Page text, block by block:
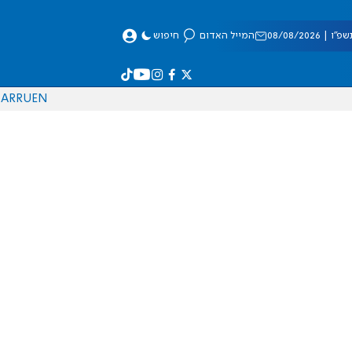
08/2026 המייל האדום חיפוש
EN
RU
AR